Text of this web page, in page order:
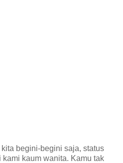
begini-begini saja, status
kaum wanita. Kamu tak